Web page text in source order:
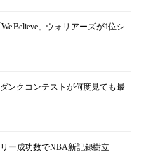
Believe」ウォリアーズが1位シ
ンクコンテストが何度見ても最
ー成功数でNBA新記録樹立